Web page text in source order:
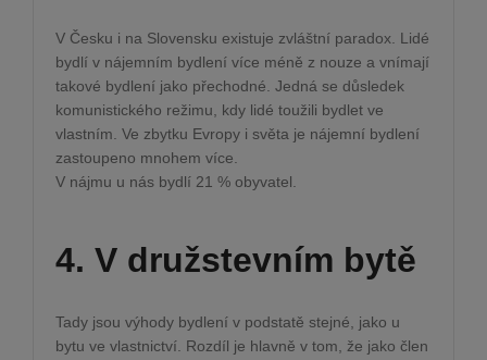
V Česku i na Slovensku existuje zvláštní paradox. Lidé
bydlí v nájemním bydlení více méně z nouze a vnímají
takové bydlení jako přechodné. Jedná se důsledek
komunistického režimu, kdy lidé toužili bydlet ve
vlastním. Ve zbytku Evropy i světa je nájemní bydlení
zastoupeno mnohem více.
V nájmu u nás bydlí 21 % obyvatel.
4. V družstevním bytě
Tady jsou výhody bydlení v podstatě stejné, jako u
bytu ve vlastnictví. Rozdíl je hlavně v tom, že jako člen